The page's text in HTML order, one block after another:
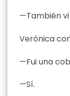
—También
Verónica
—Fui una
—Sí.